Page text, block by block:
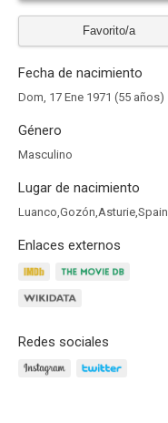
Favorito/a
Fecha de nacimiento
Dom, 17 Ene 1971 (55 años)
Género
Masculino
Lugar de nacimiento
Luanco,Gozón,Asturie,Spain
Enlaces externos
Redes sociales